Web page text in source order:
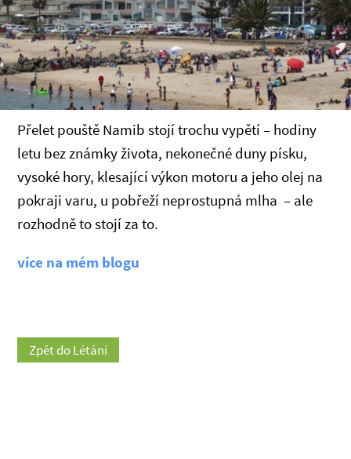
Přelet pouště Namib stojí trochu vypětí – hodiny
letu bez známky života, nekonečné duny písku,
vysoké hory, klesající výkon motoru a jeho olej na
pokraji varu, u pobřeží neprostupná mlha – ale
rozhodně to stojí za to.
více na mém blogu
Zpět do Létání
Přednášky a školení
Trasy cest
Létání a historie